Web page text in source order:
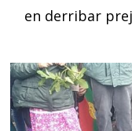
en derribar